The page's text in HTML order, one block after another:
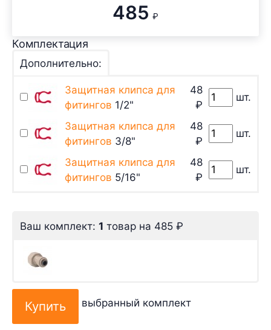
485 ₽
Комплектация
Дополнительно:
Защитная клипса для
фитингов 1/2"
48
₽
шт.
Защитная клипса для
фитингов 3/8"
48
₽
шт.
Защитная клипса для
фитингов 5/16"
48
₽
шт.
Ваш комплект: 1 товар на 485 ₽
выбранный комплект